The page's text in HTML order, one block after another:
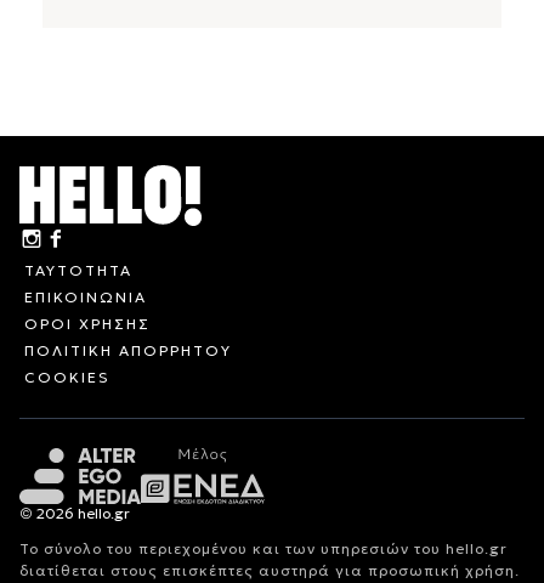
ΤΑΥΤΟΤΗΤΑ
ΕΠΙΚΟΙΝΩΝΙΑ
ΟΡΟΙ ΧΡΗΣΗΣ
ΠΟΛΙΤΙΚΗ ΑΠΟΡΡΗΤΟΥ
COOKIES
© 2026 hello.gr
Το σύνολο του περιεχομένου και των υπηρεσιών του hello.gr
διατίθεται στους επισκέπτες αυστηρά για προσωπική χρήση.